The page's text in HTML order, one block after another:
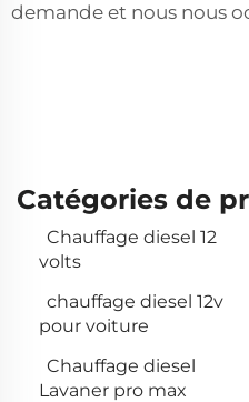
demande et nous nous
Catégories de
Chauffage diesel 12
volts
chauffage diesel 12v
pour voiture
Chauffage diesel
Lavaner pro max